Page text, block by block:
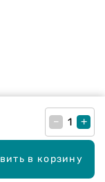
– +
в корзину